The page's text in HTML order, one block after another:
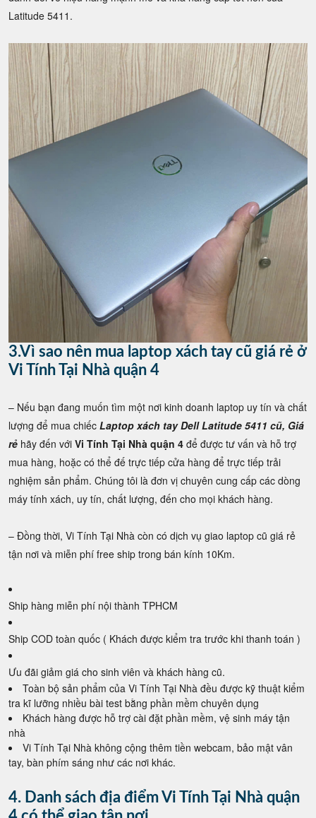
Latitude 5411.
3.Vì sao nên mua laptop xách tay cũ giá rẻ ở
Vi Tính Tại Nhà quận 4
– Nếu bạn đang muốn tìm một nơi kinh doanh laptop uy tín và chất
lượng để mua chiếc Laptop xách tay Dell Latitude 5411 cũ, Giá
rẻ hãy đến với Vi Tính Tại Nhà quận 4 để được tư vấn và hỗ trợ
mua hàng, hoặc có thể đế trực tiếp cửa hàng để trực tiếp trải
nghiệm sản phẩm. Chúng tôi là đơn vị chuyên cung cấp các dòng
máy tính xách, uy tín, chất lượng, đến cho mọi khách hàng.
– Đồng thời, Vi Tính Tại Nhà còn có dịch vụ giao laptop cũ giá rẻ
tận nơi và miễn phí free ship trong bán kính 10Km.
Ship hàng miễn phí nội thành TPHCM
Ship COD toàn quốc ( Khách được kiểm tra trước khi thanh toán )
Ưu đãi giảm giá cho sinh viên và khách hàng cũ.
Toàn bộ sản phẩm của Vi Tính Tại Nhà đều được kỹ thuật kiểm
tra kĩ lưỡng nhiều bài test bằng phần mềm chuyên dụng
Khách hàng được hỗ trợ cài đặt phần mềm, vệ sinh máy tận
nhà
Vi Tính Tại Nhà không cộng thêm tiền webcam, bảo mật vân
tay, bàn phím sáng như các nơi khác.
4. Danh sách địa điểm Vi Tính Tại Nhà quận